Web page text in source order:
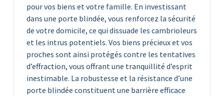
pour vos biens et votre famille. En investissant
dans une porte blindée, vous renforcez la sécurité
de votre domicile, ce qui dissuade les cambrioleurs
et les intrus potentiels. Vos biens précieux et vos
proches sont ainsi protégés contre les tentatives
d’effraction, vous offrant une tranquillité d’esprit
inestimable. La robustesse et la résistance d’une
porte blindée constituent une barrière efficace